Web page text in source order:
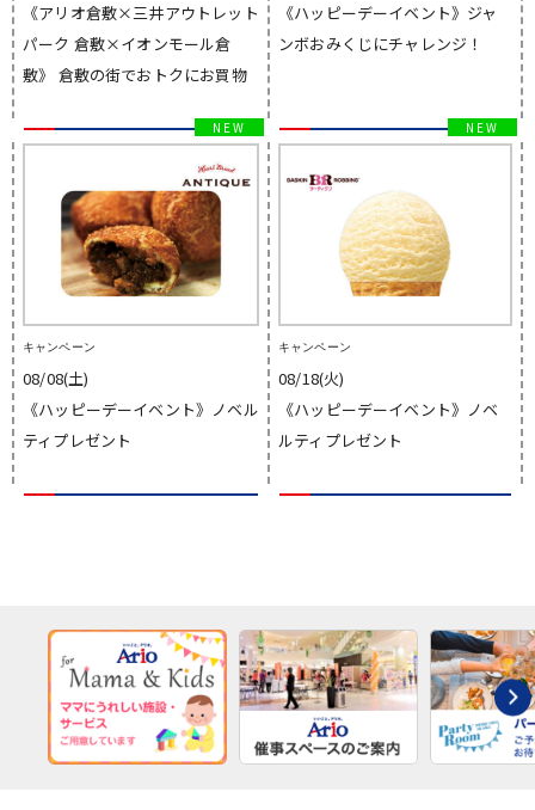
《アリオ倉敷×三井アウトレット
パーク 倉敷×イオンモール倉
敷》 倉敷の街でおトクにお買物
《ハッピーデーイベント》ジャ
ンボおみくじにチャレンジ！
キャンペーン
08/08(土)
《ハッピーデーイベント》ノベル
ティプレゼント
キャンペーン
08/18(火)
《ハッピーデーイベント》ノベ
ルティプレゼント